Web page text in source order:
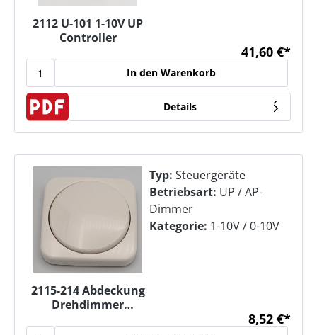
2112 U-101 1-10V UP
Controller
41,60 €*
In den Warenkorb
Details
2115-214 Abdeckung
Drehdimmer
Typ: Steuergeräte
Betriebsart: UP / AP-
Dimmer
Kategorie: 1-10V / 0-10V
8,52 €*